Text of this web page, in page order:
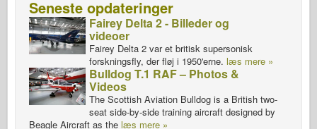
Seneste opdateringer
Fairey Delta 2 - Billeder og
videoer
Fairey Delta 2 var et britisk supersonisk
forskningsfly, der fløj i 1950'erne. læs mere »
Bulldog T.1 RAF – Photos &
Videos
The Scottish Aviation Bulldog is a British two-
seat side-by-side training aircraft designed by
Beagle Aircraft as the læs mere »